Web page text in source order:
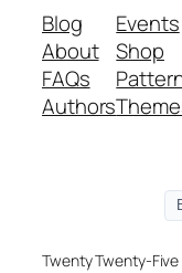
Blog
About
FAQs
Authors
Events
Shop
Twenty Twenty-Five